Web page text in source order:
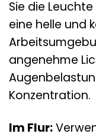
Sie die
eine helle und
angenehme
Konzentration.
Im Flur: